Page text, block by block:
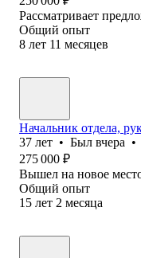
Рассматривает
Общий опыт
8 лет 11 месяцев
Начальник отдела,
37 лет • Был вчера •
275 000 ₽
Вышел на новое
Общий опыт
15 лет 2 месяца